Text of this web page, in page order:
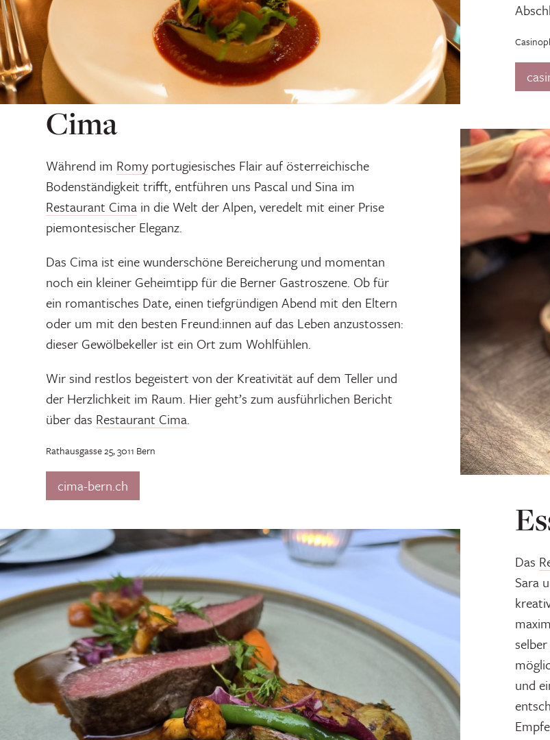
Cima
Während im Romyportugiesisches Flair auf österreichische
Bodenständigkeit trifft, entführen uns Pascal und Sina im
Restaurant Cima in die Welt der Alpen, veredelt mit einer Prise
piemontesischer Eleganz.
Das Cima ist eine wunderschöne Bereicherung und momentan
noch ein kleiner Geheimtipp für die Berner Gastroszene. Ob für
ein romantisches Date, einen tiefgründigen Abend mit den Eltern
oder um mit den besten Freund:innen auf das Leben anzustossen:
dieser Gewölbekeller ist ein Ort zum Wohlfühlen.
Wir sind restlos begeistert von der Kreativität auf dem Teller und
der Herzlichkeit im Raum. Hier geht’s zum ausführlichen Bericht
über das Restaurant Cima.
Rathausgasse 25, 3011 Bern
cima-bern.ch
Das
Sara
und